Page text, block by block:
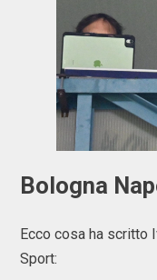
Bologna
Ecco cosa ha scritto
Sport: